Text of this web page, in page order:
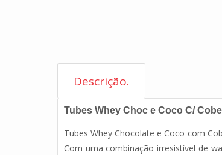
Descrição.
Tubes Whey Choc e Coco C/
Tubes Whey Chocolate e Coco com
Com uma combinação irresistível de